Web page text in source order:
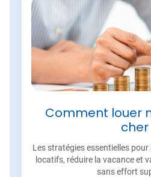
Comment louer
cher
Les stratégies essentielles
locatifs, réduire la vacance et
sans effort